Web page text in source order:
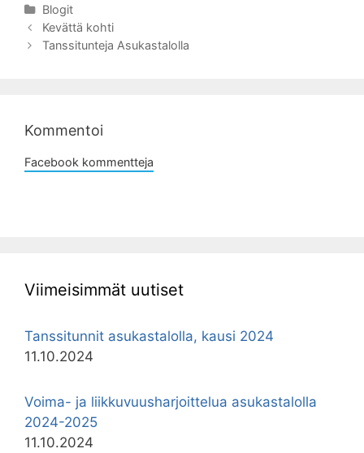
Kategoriat
Blogit
Artikkelien
selaus
Kevättä kohti
Tanssitunteja Asukastalolla
Kommentoi
Facebook kommentteja
Viimeisimmät uutiset
Tanssitunnit asukastalolla, kausi 2024
11.10.2024
Voima- ja liikkuvuusharjoittelua asukastalolla
2024-2025
11.10.2024